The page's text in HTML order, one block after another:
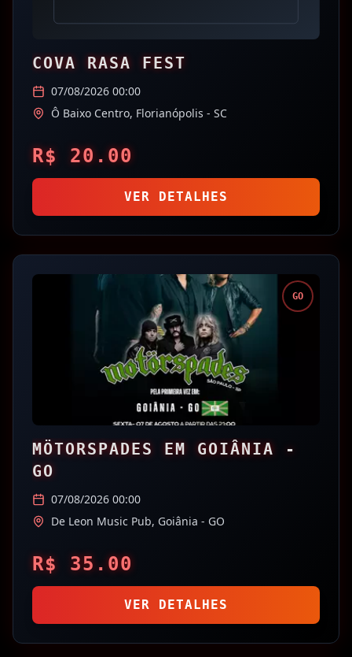
COVA RASA FEST
07/08/2026 00:00
Ô Baixo Centro, Florianópolis - SC
R$ 20.00
VER DETALHES
GO
MÖTORSPADES EM GOIÂNIA -
GO
07/08/2026 00:00
De Leon Music Pub, Goiânia - GO
R$ 35.00
VER DETALHES